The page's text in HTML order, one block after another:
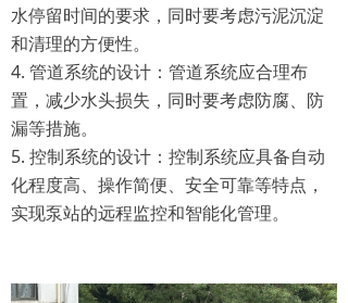
水停留时间的要求，同时要考虑污泥沉淀
和清理的方便性。
4. 管道系统的设计：管道系统应合理布
置，减少水头损失，同时要考虑防腐、防
漏等措施。
5. 控制系统的设计：控制系统应具备自动
化程度高、操作简便、安全可靠等特点，
实现泵站的远程监控和智能化管理。